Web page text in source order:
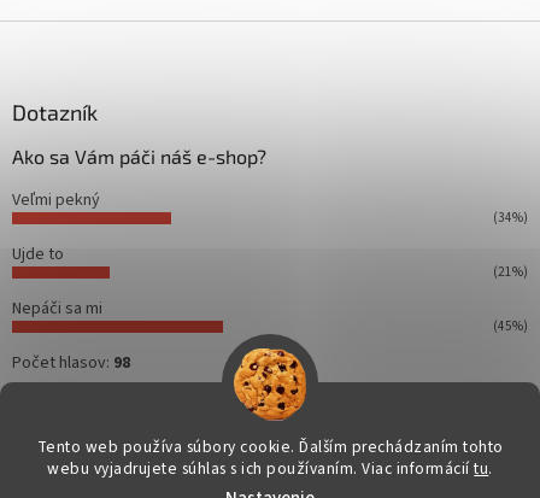
Tento web používa súbory cookie. Ďalším prechádzaním tohto
webu vyjadrujete súhlas s ich používaním. Viac informáciítu.
Dotazník
Ako sa Vám páči náš e-shop?
Veľmi pekný
(34%)
Ujde to
(21%)
Nepáči sa mi
(45%)
Počet hlasov: 98
Vytvoril Shoptet